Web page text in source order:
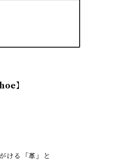
】
ける「革」と